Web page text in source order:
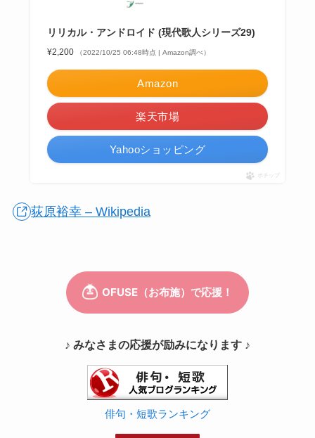
リリカル・アンドロイド (現代歌人シリーズ29)
¥2,200 （2022/10/25 06:48時点 | Amazon調べ）
Amazon
楽天市場
Yahooショッピング
ポチップ
荻原裕幸 – Wikipedia
♪ みなさまの応援が励みになります ♪
俳句・短歌ランキング